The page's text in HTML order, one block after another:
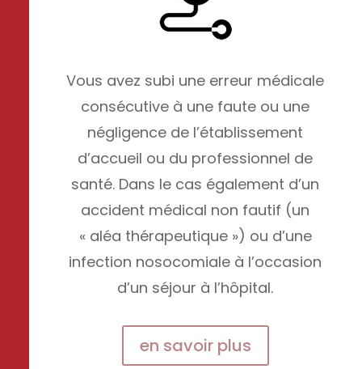
Vous avez subi une erreur médicale
consécutive à une faute ou une
négligence de l’établissement
d’accueil ou du professionnel de
santé. Dans le cas également d’un
accident médical non fautif (un
« aléa thérapeutique ») ou d’une
infection nosocomiale à l’occasion
d’un séjour à l’hôpital.
en savoir plus